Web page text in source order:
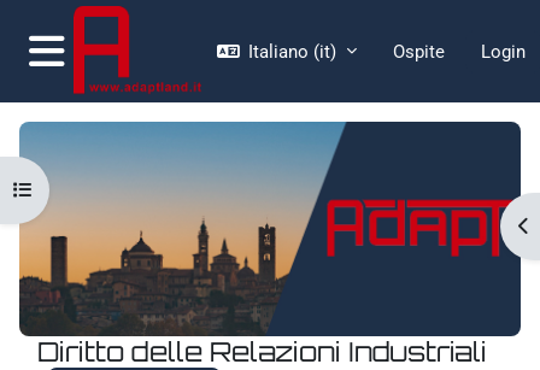
Vai al contenuto principale
Pannello laterale
Italiano ‎(it)‎ Ospite Login
Diritto delle Relazioni Industriali
Apri indice del corso